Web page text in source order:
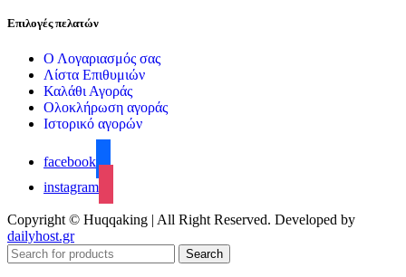
Επιλογές πελατών
Ο Λογαριασμός σας
Λίστα Επιθυμιών
Καλάθι Αγοράς
Ολοκλήρωση αγοράς
Ιστορικό αγορών
facebook
instagram
Copyright © Huqqaking | All Right Reserved. Developed by
dailyhost.gr
Search